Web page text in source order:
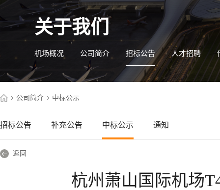
关于我们
机场概况 公司简介 招标公告 人才招聘
公司简介 中标公示
招标公告 补充公告 中标公示 通知
返回
杭州萧山国际机场